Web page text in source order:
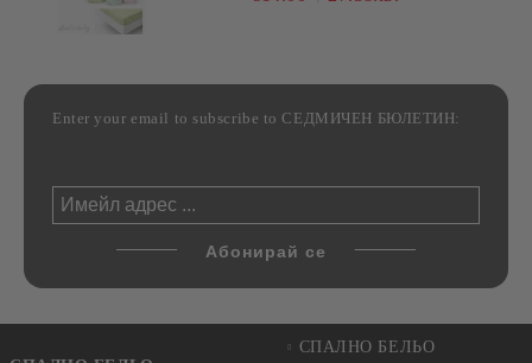
Enter your email to subscribe to СЕДМИЧЕН БЮЛЕТИН:
СПАЛНО БЕЛЬО